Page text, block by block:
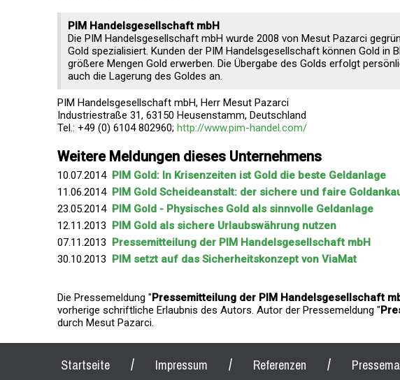
PIM Handelsgesellschaft mbH
Die PIM Handelsgesellschaft mbH wurde 2008 von Mesut Pazarci
Gold spezialisiert. Kunden der PIM Handelsgesellschaft können Gold in
größere Mengen Gold erwerben. Die Übergabe des Golds erfolgt
auch die Lagerung des Goldes an.
PIM Handelsgesellschaft mbH, Herr Mesut Pazarci
Industriestraße 31, 63150 Heusenstamm, Deutschland
Tel.: +49 (0) 6104 802960; http://www.pim-handel.com/
Weitere Meldungen dieses Unternehmens
10.07.2014 PIM Gold: In Krisenzeiten ist Gold die beste Geldanlage
11.06.2014 PIM Gold Scheideanstalt: der sichere und faire
23.05.2014 PIM Gold - Physisches Gold als sinnvolle Geldanlage
12.11.2013 PIM Gold als sichere Urlaubswährung nutzen
07.11.2013 Pressemitteilung der PIM Handelsgesellschaft mbH
30.10.2013 PIM setzt auf das Sicherheitskonzept von ViaMat
Die Pressemeldung "Pressemitteilung der PIM Handelsgesellschaft
vorherige schriftliche Erlaubnis des Autors. Autor der Pressemeldung "
durch Mesut Pazarci.
Startseite / Impressum / Referenzen /